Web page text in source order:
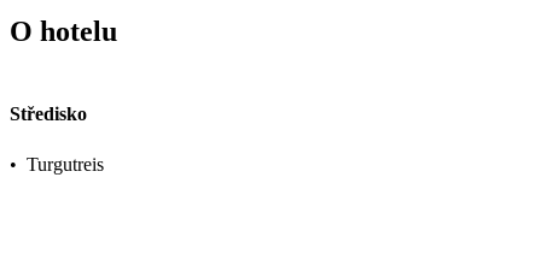
O hotelu
Středisko
• Turgutreis